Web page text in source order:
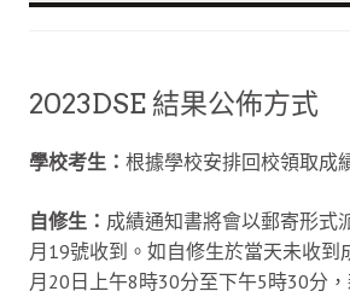
2023DSE 結果公佈方式
學校考生： 根據學校安排回校領取成
自修生： 成績通知書將會以郵寄形式
月19號收到。如自修生於當天未收到
月20日上午8時30分至下午5時30分